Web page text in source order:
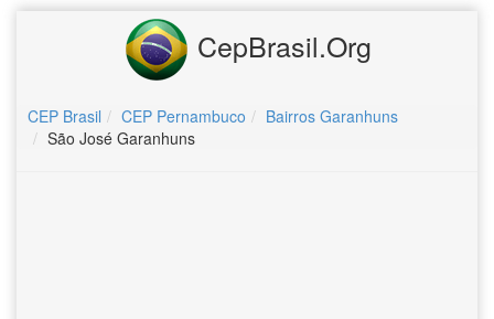
CepBrasil.Org
CEP Brasil CEP Pernambuco
Bairros Garanhuns
São José Garanhuns